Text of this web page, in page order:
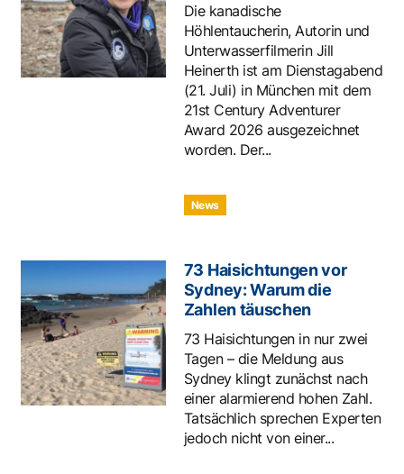
Die kanadische
Höhlentaucherin, Autorin und
Unterwasserfilmerin Jill
Heinerth ist am Dienstagabend
(21. Juli) in München mit dem
21st Century Adventurer
Award 2026 ausgezeichnet
worden. Der...
News
73 Haisichtungen vor
Sydney: Warum die
Zahlen täuschen
73 Haisichtungen in nur zwei
Tagen – die Meldung aus
Sydney klingt zunächst nach
einer alarmierend hohen Zahl.
Tatsächlich sprechen Experten
jedoch nicht von einer...